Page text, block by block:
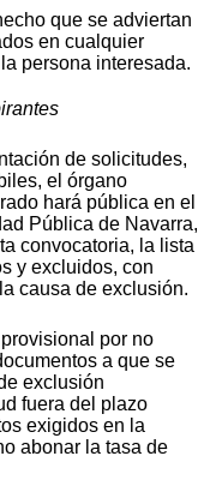
que se adviertan
en cualquier
persona interesada.
de solicitudes,
el órgano
hará pública en el
Pública de Navarra,
convocatoria, la lista
y excluidos, con
causa de exclusión.
por no
a que se
exclusión
fuera del plazo
exigidos en la
abonar la tasa de